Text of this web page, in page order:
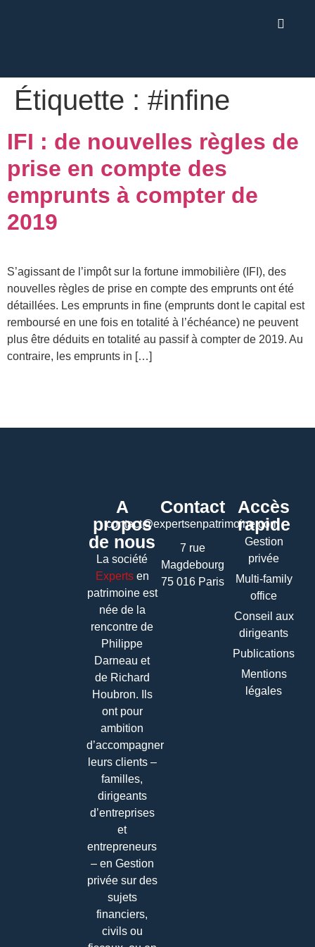
Étiquette : #infine
IFI : de nouvelles règles de
prise en compte des
emprunts à compter de
2019
S’agissant de l’impôt sur la fortune immobilière (IFI), des
nouvelles règles de prise en compte des emprunts ont été
détaillées. Les emprunts in fine (emprunts dont le capital est
remboursé en une fois en totalité à l’échéance) ne peuvent
plus être déduits en totalité au passif à compter de 2019. Au
contraire, les emprunts in […]
A
propos
de nous
La société
Expertsen
patrimoine est
née de la
rencontre de
Philippe
Darneau et
de Richard
Houbron. Ils
ont pour
ambition
d’accompagner
leurs clients –
familles,
dirigeants
d’entreprises
et
entrepreneurs
– en Gestion
privée sur des
sujets
financiers,
civils ou
Contact
contact@expertsenpatrimoine.com
7 rue
Magdebourg
75 016 Paris
Accès
rapide
Gestion
privée
Multi-family
office
Conseil aux
dirigeants
Publications
Mentions
légales